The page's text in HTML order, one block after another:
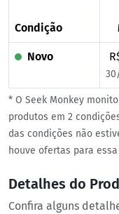
Condição
Novo
* O Seek Monkey
produtos em 2
das condições não
houve ofertas para
Detalhes do
Confira alguns